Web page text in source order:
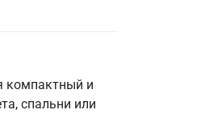
компактный и
спальни или